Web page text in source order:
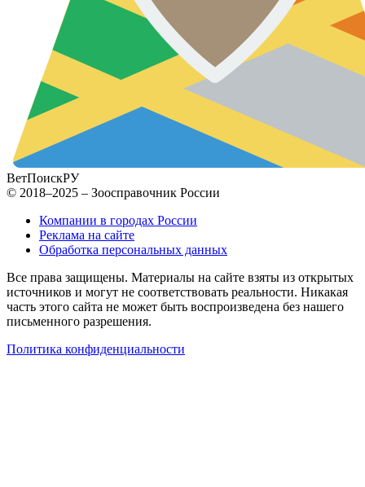
ВетПоискРУ
© 2018–2025 – Зоосправочник России
Компании в городах России
Реклама на сайте
Обработка персональных данных
Все права защищены. Материалы на сайте взяты из открытых
источников и могут не соответствовать реальности. Никакая
часть этого сайта не может быть воспроизведена без нашего
письменного разрешения.
Политика конфиденциальности